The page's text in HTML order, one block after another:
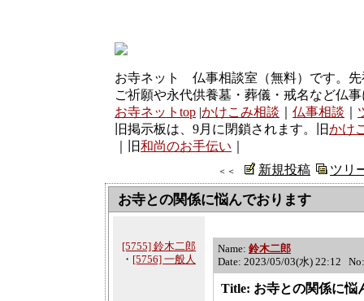
お寺ネット 仏事相談室（無料）です。
ご祈願や永代供養墓・葬儀・戒名など仏
お寺ネットtop |かけこみ相談 仏事相談
旧掲示板は、9月に閉鎖されます。旧かけ
｜旧和尚のお手伝い
＜＜ 新規投稿 ツリ
お寺との関係に悩んでおります
[5755] 鈴木二郎
・ [5756] 一般人
Name: 鈴木二郎
Date: 2023/05/03(水) 22:12
Title: お寺との関係に悩